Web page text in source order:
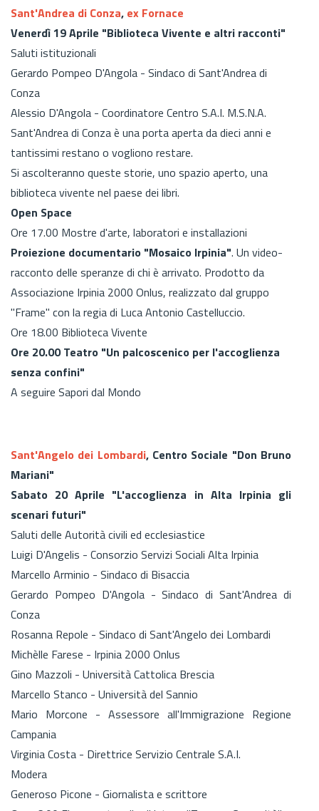
Sant'Andrea di Conza, ex Fornace
Venerdì 19 Aprile "Biblioteca Vivente e altri racconti"
Saluti istituzionali
Gerardo Pompeo D'Angola - Sindaco di Sant'Andrea di
Conza
Alessio D'Angola - Coordinatore Centro S.A.I. M.S.N.A.
Sant'Andrea di Conza è una porta aperta da dieci anni e
tantissimi restano o vogliono restare.
Si ascolteranno queste storie, uno spazio aperto, una
biblioteca vivente nel paese dei libri.
Open Space
Ore 17.00 Mostre d'arte, laboratori e installazioni
Proiezione documentario "Mosaico Irpinia". Un video-
racconto delle speranze di chi è arrivato. Prodotto da
Associazione Irpinia 2000 Onlus, realizzato dal gruppo
"Frame" con la regia di Luca Antonio Castelluccio.
Ore 18.00 Biblioteca Vivente
Ore 20.00 Teatro "Un palcoscenico per l'accoglienza
senza confini"
A seguire Sapori dal Mondo
Sant'Angelo dei Lombardi, Centro Sociale "Don Bruno
Mariani"
Sabato 20 Aprile "L'accoglienza in Alta Irpinia gli
scenari futuri"
Saluti delle Autorità civili ed ecclesiastice
Luigi D'Angelis - Consorzio Servizi Sociali Alta Irpinia
Marcello Arminio - Sindaco di Bisaccia
Gerardo Pompeo D'Angola - Sindaco di Sant'Andrea di
Conza
Rosanna Repole - Sindaco di Sant'Angelo dei Lombardi
Michèlle Farese - Irpinia 2000 Onlus
Gino Mazzoli - Università Cattolica Brescia
Marcello Stanco - Università del Sannio
Mario Morcone - Assessore all'Immigrazione Regione
Campania
Virginia Costa - Direttrice Servizio Centrale S.A.I.
Modera
Generoso Picone - Giornalista e scrittore